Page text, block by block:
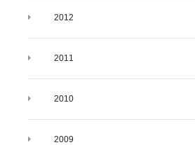
2012
2011
2010
2009